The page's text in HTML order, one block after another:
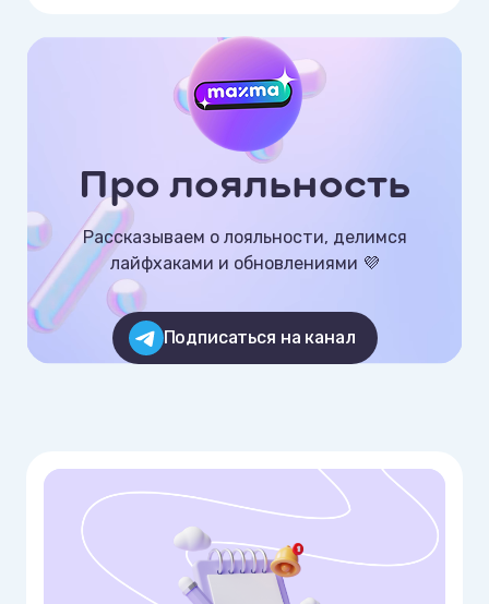
Про лояльность
Рассказываем о лояльности, делимся
лайфхаками и обновлениями 💜
Подписаться на канал